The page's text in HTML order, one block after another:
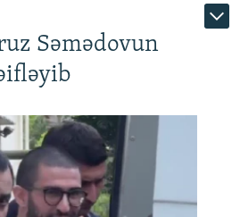
Səmədovun